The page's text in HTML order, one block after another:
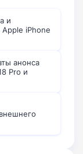
и
iPhone
анонса
Pro и